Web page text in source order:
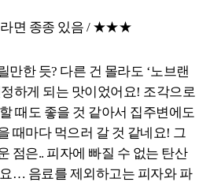
라면 종종 있음 / ★★★
만한 듯? 다른 건 몰라도 ‘노브랜
하게 되는 맛이었어요! 조각으로
때도 좋을 것 같아서 집주변에도
때마다 먹으러 갈 것 같네요! 그
점은.. 피자에 빠질 수 없는 탄산
… 음료를 제외하고는 피자와 파